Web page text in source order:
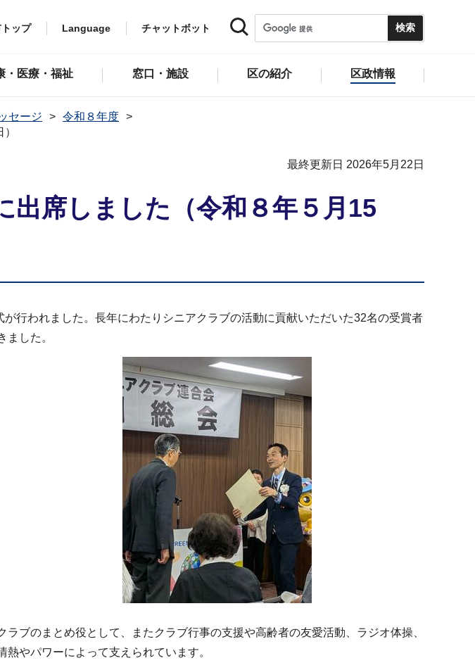
ップ Language チャットボット
・医療・福祉 窓口・施設 区の紹介 区政情報
セージ
令和８年度
最終更新日 2026年5月22日
出席しました（令和８年５月15
行われました。長年にわたりシニアクラブの活動に貢献いただいた32名の受賞者
した。
ブのまとめ役として、またクラブ行事の支援や高齢者の友愛活動、ラジオ体操、
やパワーによって支えられています。